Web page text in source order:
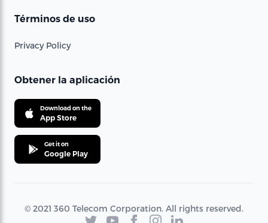
Términos de uso
Privacy Policy
Obtener la aplicación
Download on the
App Store
Get it on
Google Play
© 2021 360 Telecom Corporation. All rights reserved.